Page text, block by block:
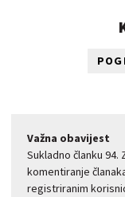
Važna obavijest
Sukladno članku
komentiranje
registriranim